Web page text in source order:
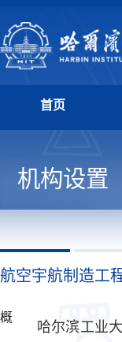
首页
机构设置
概
航空宇航制造工
哈尔滨工业